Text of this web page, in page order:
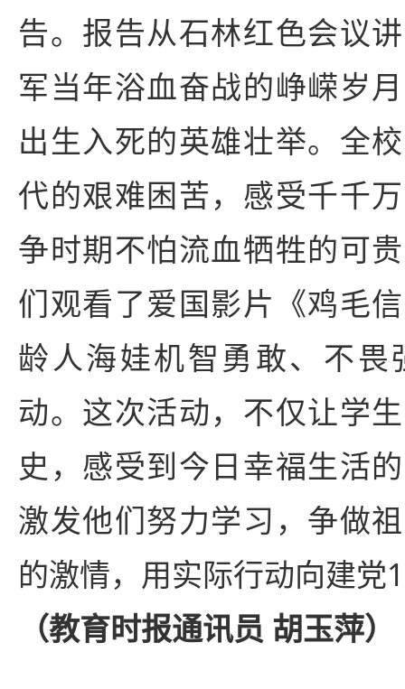
告。报告从石林红色会议
军当年浴血奋战的峥嵘岁
出生入死的英雄壮举。全
代的艰难困苦，感受千千
争时期不怕流血牺牲的可
们观看了爱国影片《鸡毛
龄人海娃机智勇敢、不畏
动。这次活动，不仅让学
史，感受到今日幸福生活
激发他们努力学习，争做
的激情，用实际行动向建党
（教育时报通讯员 胡玉萍）